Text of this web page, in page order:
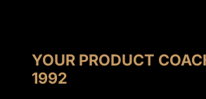
YOUR PRODUCT
1992